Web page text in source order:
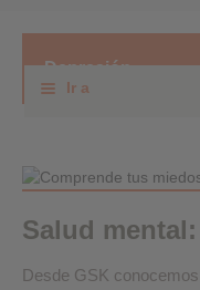
Depresión
Ir a
Salud
Desde GSK